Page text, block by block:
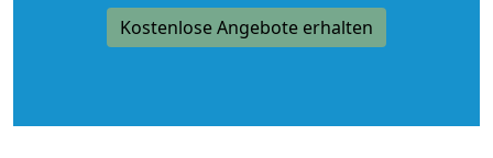
Kostenlose Angebote erhalten